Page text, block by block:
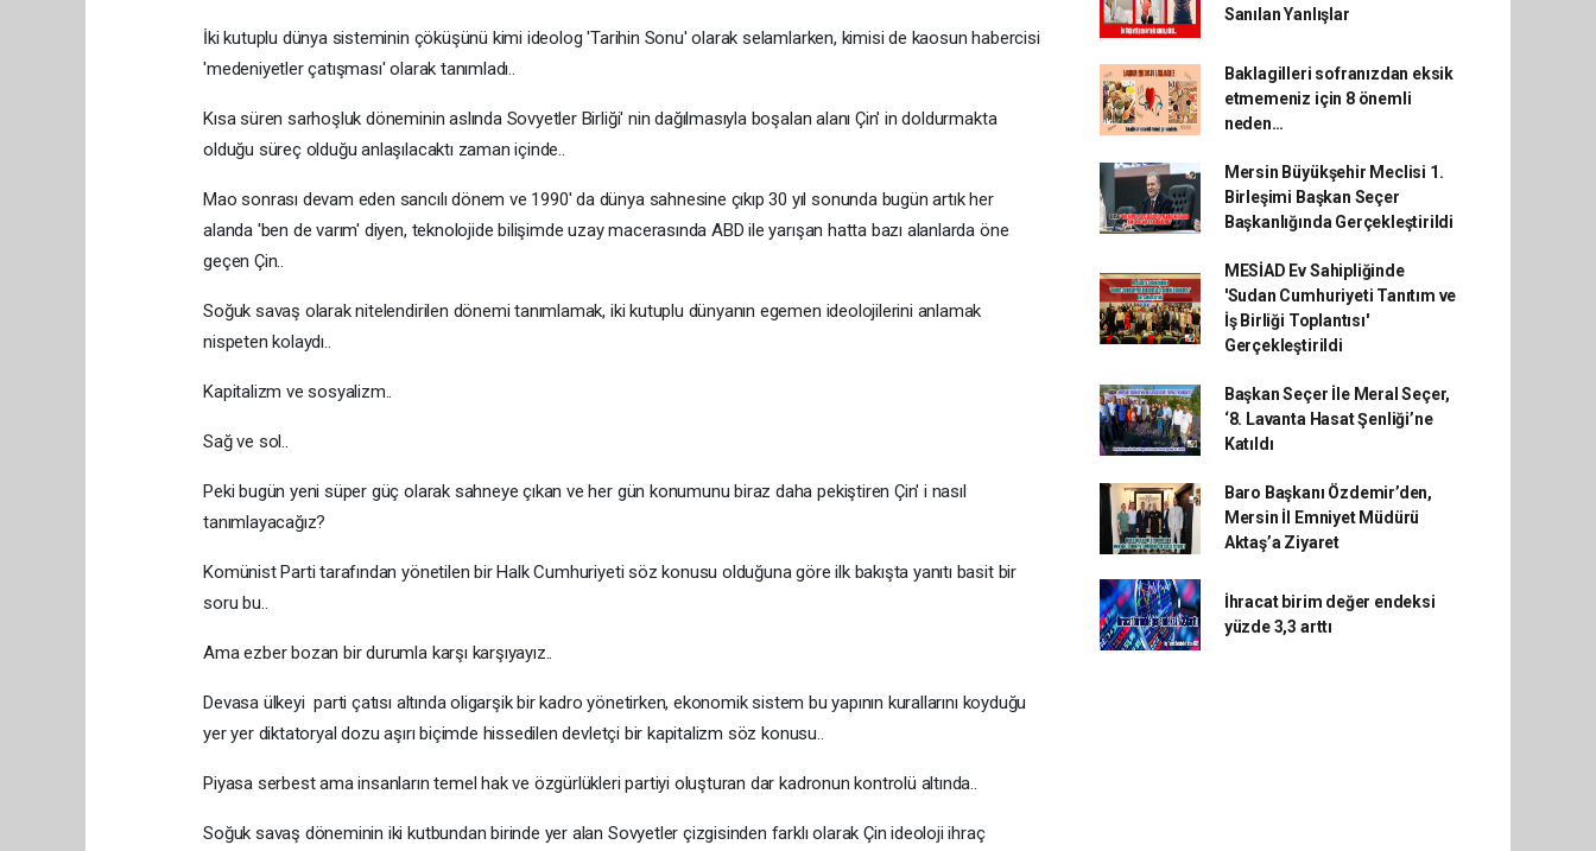
İki kutuplu dünya sisteminin çöküşünü kimi ideolog 'Tarihin Sonu' olarak selamlarken, kimisi de kaosun habercisi
'medeniyetler çatışması' olarak tanımladı..
Kısa süren sarhoşluk döneminin aslında Sovyetler Birliği' nin dağılmasıyla boşalan alanı Çin' in doldurmakta
olduğu süreç olduğu anlaşılacaktı zaman içinde..
Mao sonrası devam eden sancılı dönem ve 1990' da dünya sahnesine çıkıp 30 yıl sonunda bugün artık her
alanda 'ben de varım' diyen, teknolojide bilişimde uzay macerasında ABD ile yarışan hatta bazı alanlarda öne
geçen Çin..
Soğuk savaş olarak nitelendirilen dönemi tanımlamak, iki kutuplu dünyanın egemen ideolojilerini anlamak
nispeten kolaydı..
Kapitalizm ve sosyalizm..
Sağ ve sol..
Peki bugün yeni süper güç olarak sahneye çıkan ve her gün konumunu biraz daha pekiştiren Çin' i nasıl
tanımlayacağız?
Komünist Parti tarafından yönetilen bir Halk Cumhuriyeti söz konusu olduğuna göre ilk bakışta yanıtı basit bir
soru bu..
Ama ezber bozan bir durumla karşı karşıyayız..
Devasa ülkeyi parti çatısı altında oligarşik bir kadro yönetirken, ekonomik sistem bu yapının kurallarını koyduğu
yer yer diktatoryal dozu aşırı biçimde hissedilen devletçi bir kapitalizm söz konusu..
Piyasa serbest ama insanların temel hak ve özgürlükleri partiyi oluşturan dar kadronun kontrolü altında..
Soğuk savaş döneminin iki kutbundan birinde yer alan Sovyetler çizgisinden farklı olarak Çin ideoloji ihraç
Sanılan Yanlışlar
Baklagilleri sofranızdan eksik
etmemeniz için 8 önemli
neden…
Mersin Büyükşehir Meclisi 1.
Birleşimi Başkan Seçer
Başkanlığında Gerçekleştirildi
MESİAD Ev Sahipliğinde
'Sudan Cumhuriyeti Tanıtım ve
İş Birliği Toplantısı'
Gerçekleştirildi
Başkan Seçer İle Meral Seçer,
‘8. Lavanta Hasat Şenliği’ne
Katıldı
Baro Başkanı Özdemir’den,
Mersin İl Emniyet Müdürü
Aktaş’a Ziyaret
İhracat birim değer endeksi
yüzde 3,3 arttı